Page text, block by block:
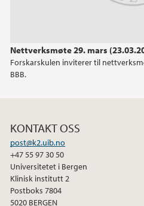
Nettverksmøte 29. mars
Forskarskulen inviterer til
BBB.
2011
KONTAKT OSS
post@k2.uib.no
+47 55 97 30 50
Universitetet i Bergen
Klinisk institutt 2
Postboks 7804
5020 BERGEN